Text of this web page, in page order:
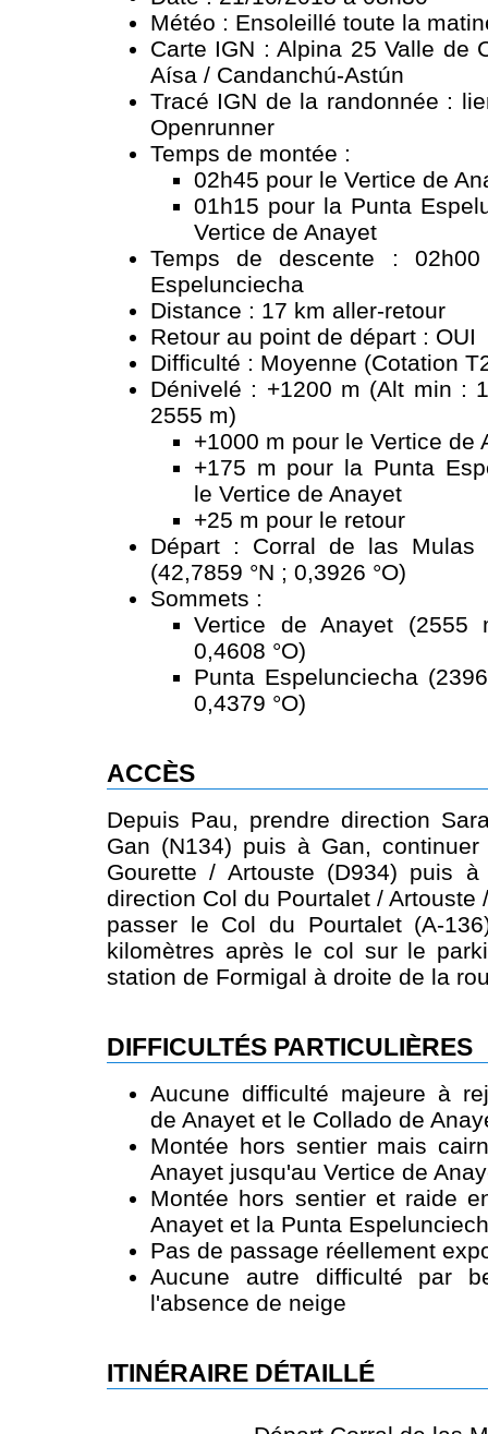
Météo : Ensoleillé toute la
Carte IGN : Alpina 25 Valle de
Aísa / Candanchú-Astún
Tracé IGN de la randonnée :
Openrunner
Temps de montée :
02h45 pour le Vertice de
01h15 pour la Punta
Vertice de Anayet
Temps de descente :
Espelunciecha
Distance : 17 km aller-retour
Retour au point de départ : OUI
Difficulté : Moyenne (Cotation
Dénivelé : +1200 m (Alt min :
2555 m)
+1000 m pour le Vertice de
+175 m pour la Punta
le Vertice de Anayet
+25 m pour le retour
Départ : Corral de las Mulas
(42,7859 °N ; 0,3926 °O)
Sommets :
Vertice de Anayet (2555
0,4608 °O)
Punta Espelunciecha
0,4379 °O)
ACCÈS
Depuis Pau, prendre direction
Gan (N134) puis à Gan,
Gourette / Artouste (D934) puis à
direction Col du Pourtalet / Artouste
passer le Col du Pourtalet (A-
kilomètres après le col sur le
station de Formigal à droite de la
DIFFICULTÉS PARTICULIÈRES
Aucune difficulté majeure à
de Anayet et le Collado de
Montée hors sentier mais
Anayet jusqu'au Vertice de
Montée hors sentier et raide
Anayet et la Punta
Pas de passage réellement
Aucune autre difficulté par
l'absence de neige
ITINÉRAIRE DÉTAILLÉ